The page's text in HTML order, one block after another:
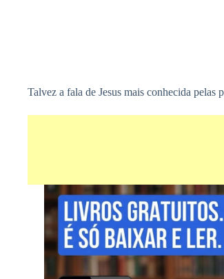
Talvez a fala de Jesus mais conhecida pelas